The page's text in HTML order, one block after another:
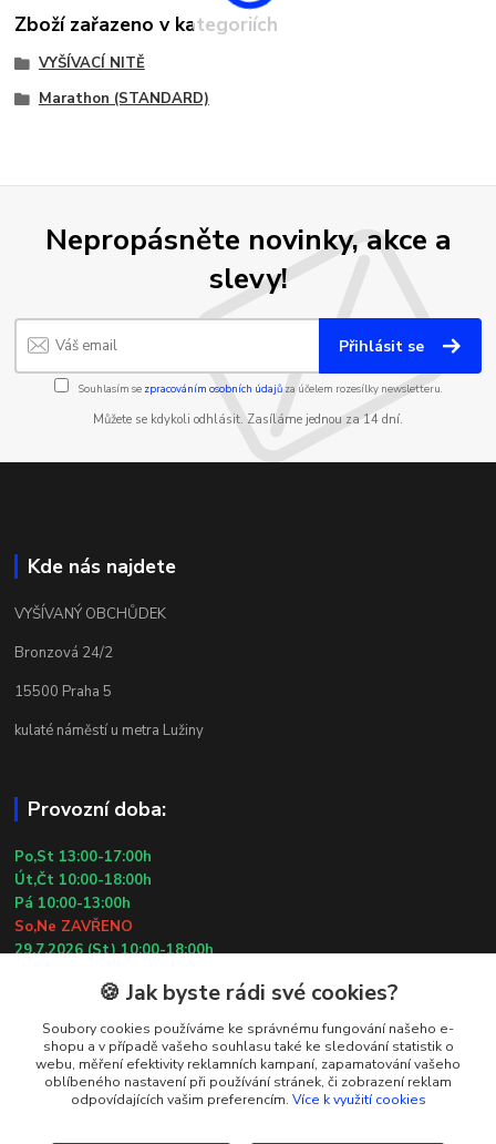
Zboží zařazeno v kategoriích
VYŠÍVACÍ NITĚ
Marathon (STANDARD)
Nepropásněte novinky, akce a
slevy!
Přihlásit se
Souhlasím se zpracováním osobních údajůza účelem rozesílky newsletteru.
Můžete se kdykoli odhlásit. Zasíláme jednou za 14 dní.
Kde nás najdete
VYŠÍVANÝ OBCHŮDEK
Bronzová 24/2
15500 Praha 5
kulaté náměstí u metra Lužiny
Provozní doba:
Po,St 13:00-17:00h
Út,Čt 10:00-18:00h
Pá 10:00-13:00h
So,Ne ZAVŘENO
29.7.2026 (St) 10:00-18:00h
Simona Kozová
+420 602 181 001
🍪 Jak byste rádi své cookies?
Soubory cookies používáme ke správnému fungování našeho e-
shopu a v případě vašeho souhlasu také ke sledování statistik o
webu, měření efektivity reklamních kampaní, zapamatování vašeho
oblíbeného nastavení při používání stránek, či zobrazení reklam
odpovídajících vašim preferencím. Více k využití cookies